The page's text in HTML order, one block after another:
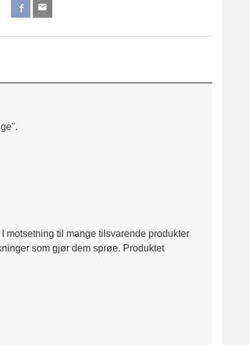
motsetning til mange tilsvarende produkter
som gjør dem sprøe. Produktet